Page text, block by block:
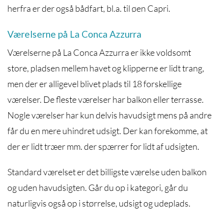
herfra er der også bådfart, bl.a. til øen Capri.
Værelserne på La Conca Azzurra
Værelserne på La Conca Azzurra er ikke voldsomt
store, pladsen mellem havet og klipperne er lidt trang,
men der er alligevel blivet plads til 18 forskellige
værelser. De fleste værelser har balkon eller terrasse.
Nogle værelser har kun delvis havudsigt mens på andre
får du en mere uhindret udsigt. Der kan forekomme, at
der er lidt træer mm. der spærrer for lidt af udsigten.
Standard værelset er det billigste værelse uden balkon
og uden havudsigten. Går du op i kategori, går du
naturligvis også op i størrelse, udsigt og udeplads.